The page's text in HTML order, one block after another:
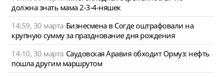
должна знать мама 2-3-4-няшек
14:59, 30 марта Бизнесмена в Согде оштрафовали на
крупную сумму за празднование дня рождения
14:10, 30 марта Саудовская Аравия обходит Ормуз: нефть
пошла другим маршрутом